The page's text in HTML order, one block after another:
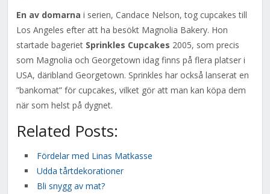
En av domarna i serien, Candace Nelson, tog cupcakes till
Los Angeles efter att ha besökt Magnolia Bakery. Hon
startade bageriet Sprinkles Cupcakes 2005, som precis
som Magnolia och Georgetown idag finns på flera platser i
USA, däribland Georgetown. Sprinkles har också lanserat en
”bankomat” för cupcakes, vilket gör att man kan köpa dem
när som helst på dygnet.
Related Posts:
Fördelar med Linas Matkasse
Udda tårtdekorationer
Bli snygg av mat?